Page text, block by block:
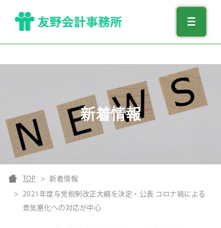
新着情報
TOP 新着情報
2021年度与党税制改正大綱を決定・公表 コロナ禍による
景気悪化への対応が中心